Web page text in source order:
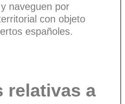
naveguen por
con objeto
españoles.
relativas a